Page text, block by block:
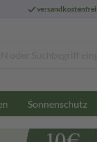
versandkostenfrei
Sonnenschutz